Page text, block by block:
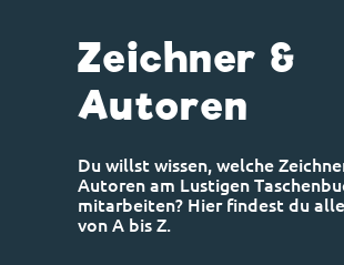
Zeichner &
Autoren
Du willst wissen, welche
Autoren am Lustigen
mitarbeiten? Hier findest du
von A bis Z.